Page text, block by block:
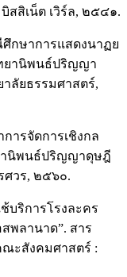
สสิเน็ต เวิร์ล, ๒๕๔๑.
กษาการแสดงนาฏย
ทยานิพนธ์ปริญญา
ลัยธรรมศาสตร์,
ารจัดการเชิงกล
านิพนธ์ปริญญาดุษฎี
วร, ๒๕๖๐.
บริการโรงละคร
สพลานาด”. สาร
ะสังคมศาสตร์ :